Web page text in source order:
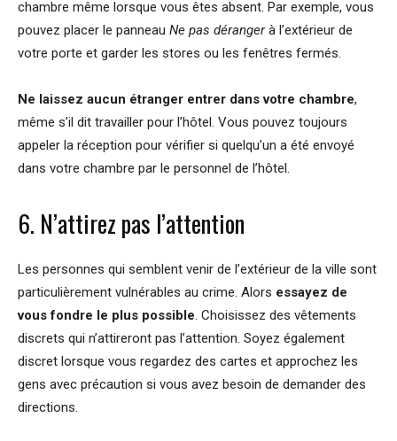
chambre même lorsque vous êtes absent. Par exemple, vous
pouvez placer le panneau Ne pas dérangerà l’extérieur de
votre porte et garder les stores ou les fenêtres fermés.
Ne laissez aucun étranger entrer dans votre chambre,
même s’il dit travailler pour l’hôtel. Vous pouvez toujours
appeler la réception pour vérifier si quelqu’un a été envoyé
dans votre chambre par le personnel de l’hôtel.
6. N’attirez pas l’attention
Les personnes qui semblent venir de l’extérieur de la ville sont
particulièrement vulnérables au crime. Alors essayez de
vous fondre le plus possible . Choisissez des vêtements
discrets qui n’attireront pas l’attention. Soyez également
discret lorsque vous regardez des cartes et approchez les
gens avec précaution si vous avez besoin de demander des
directions.